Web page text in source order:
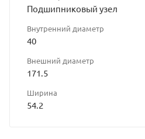
Подшипниковый узел
Внутренний диаметр
40
Внешний диаметр
171.5
Ширина
54.2